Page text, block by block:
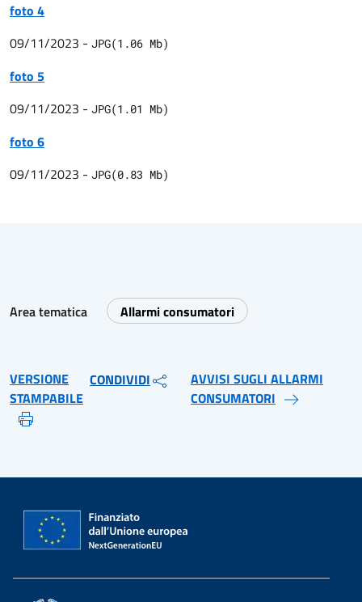
foto 4
09/11/2023 - JPG(1.06 Mb)
foto 5
09/11/2023 - JPG(1.01 Mb)
foto 6
09/11/2023 - JPG(0.83 Mb)
Area tematica Allarmi consumatori
VERSIONE
STAMPABILE
CONDIVIDI
AVVISI SUGLI ALLARMI
CONSUMATORI